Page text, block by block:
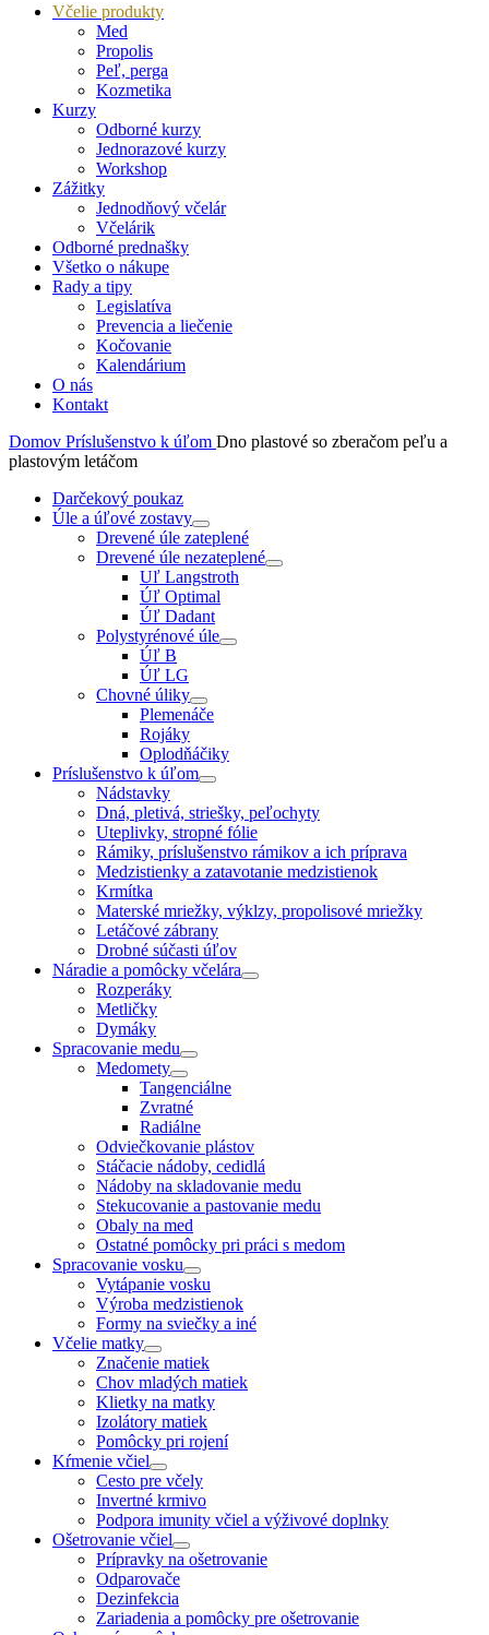
Včelie produkty
Med
Propolis
Peľ, perga
Kozmetika
Kurzy
Odborné kurzy
Jednorazové kurzy
Workshop
Zážitky
Jednodňový včelár
Včelárik
Odborné prednašky
Všetko o nákupe
Rady a tipy
Legislatíva
Prevencia a liečenie
Kočovanie
Kalendárium
O nás
Kontakt
Domov Príslušenstvo k úľom Dno plastové so zberačom peľu a
plastovým letáčom
Darčekový poukaz
Úle a úľové zostavy
Drevené úle zateplené
Drevené úle nezateplené
Uľ Langstroth
Úľ Optimal
Úľ Dadant
Polystyrénové úle
Úľ B
Úľ LG
Chovné úliky
Plemenáče
Rojáky
Oplodňáčiky
Príslušenstvo k úľom
Nádstavky
Dná, pletivá, striešky, peľochyty
Uteplivky, stropné fólie
Rámiky, príslušenstvo rámikov a ich príprava
Medzistienky a zatavotanie medzistienok
Krmítka
Materské mriežky, výklzy, propolisové mriežky
Letáčové zábrany
Drobné súčasti úľov
Náradie a pomôcky včelára
Rozperáky
Metličky
Dymáky
Spracovanie medu
Medomety
Tangenciálne
Zvratné
Radiálne
Odviečkovanie plástov
Stáčacie nádoby, cedidlá
Nádoby na skladovanie medu
Stekucovanie a pastovanie medu
Obaly na med
Ostatné pomôcky pri práci s medom
Spracovanie vosku
Vytápanie vosku
Výroba medzistienok
Formy na sviečky a iné
Včelie matky
Značenie matiek
Chov mladých matiek
Klietky na matky
Izolátory matiek
Pomôcky pri rojení
Kŕmenie včiel
Cesto pre včely
Invertné krmivo
Podpora imunity včiel a výživové doplnky
Ošetrovanie včiel
Prípravky na ošetrovanie
Odparovače
Dezinfekcia
Zariadenia a pomôcky pre ošetrovanie